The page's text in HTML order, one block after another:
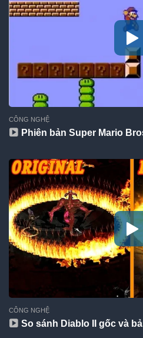
CÔNG NGHỆ
Phiên bản Super Mario
CÔNG NGHỆ
So sánh Diablo II gốc và